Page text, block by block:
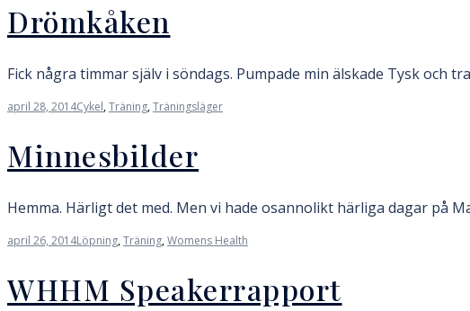
Drömkåken
Fick några timmar själv i söndags. Pumpade min älskade Tysk
april 28, 2014Cykel,Träning,Träningsläger
Minnesbilder
Hemma. Härligt det med. Men vi hade osannolikt härliga dagar på
april 26, 2014Löpning,Träning,Womens Health
WHHM Speakerrapport